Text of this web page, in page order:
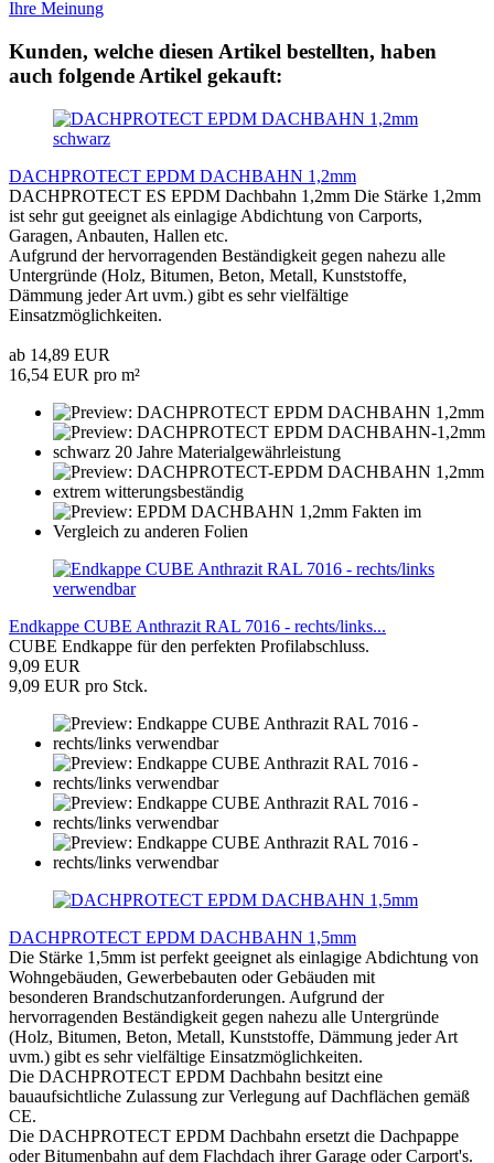
Ihre Meinung
Kunden, welche diesen Artikel bestellten, haben
auch folgende Artikel gekauft:
DACHPROTECT EPDM DACHBAHN 1,2mm
DACHPROTECT ES EPDM Dachbahn 1,2mm Die Stärke 1,2mm
ist sehr gut geeignet als einlagige Abdichtung von Carports,
Garagen, Anbauten, Hallen etc.
Aufgrund der hervorragenden Beständigkeit gegen nahezu alle
Untergründe (Holz, Bitumen, Beton, Metall, Kunststoffe,
Dämmung jeder Art uvm.) gibt es sehr vielfältige
Einsatzmöglichkeiten.
ab 14,89 EUR
16,54 EUR pro m²
Endkappe CUBE Anthrazit RAL 7016 - rechts/links...
CUBE Endkappe für den perfekten Profilabschluss.
9,09 EUR
9,09 EUR pro Stck.
DACHPROTECT EPDM DACHBAHN 1,5mm
Die Stärke 1,5mm ist perfekt geeignet als einlagige Abdichtung von
Wohngebäuden, Gewerbebauten oder Gebäuden mit
besonderen Brandschutzanforderungen. Aufgrund der
hervorragenden Beständigkeit gegen nahezu alle Untergründe
(Holz, Bitumen, Beton, Metall, Kunststoffe, Dämmung jeder Art
uvm.) gibt es sehr vielfältige Einsatzmöglichkeiten.
Die DACHPROTECT EPDM Dachbahn besitzt eine
bauaufsichtliche Zulassung zur Verlegung auf Dachflächen gemäß
CE.
Die DACHPROTECT EPDM Dachbahn ersetzt die Dachpappe
oder Bitumenbahn auf dem Flachdach ihrer Garage oder Carport's.